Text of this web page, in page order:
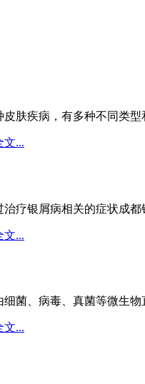
肤疾病，有多种不同类
文...
疗银屑病相关的症状成
文...
菌、病毒、真菌等微生
文...